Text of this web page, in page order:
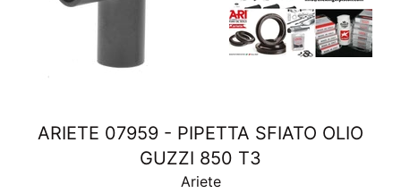
ARIETE 07959 - PIPETTA SFIATO OLIO
GUZZI 850 T3
Ariete